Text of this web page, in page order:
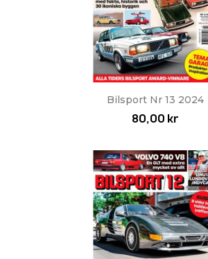
Bilsport Nr 13 2024
80,00 kr